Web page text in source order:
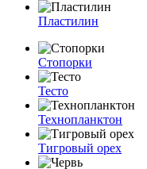
Пластилин
Стопорки
Тесто
Технопланктон
Тигровый орех